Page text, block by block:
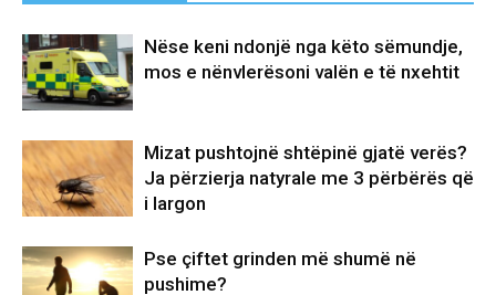
Nëse keni ndonjë nga këto sëmundje,
mos e nënvlerësoni valën e të nxehtit
Mizat pushtojnë shtëpinë gjatë verës?
Ja përzierja natyrale me 3 përbërës që
i largon
Pse çiftet grinden më shumë në
pushime?